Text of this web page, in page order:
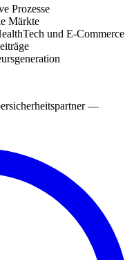
Prozesse
Märkte
und E-Commerce
—